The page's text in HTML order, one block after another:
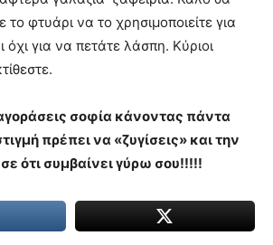
το φτυάρι να το χρησιμοποιείτε για
όχι για να πετάτε λάσπη. Κύριοι
σοφία κάνοντας πάντα
πρέπει να «ζυγίσεις» και την
ότι συμβαίνει γύρω σου!!!!!